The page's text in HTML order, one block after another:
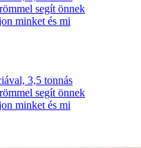
segít önnek
minket és mi
3,5 tonnás
segít önnek
minket és mi